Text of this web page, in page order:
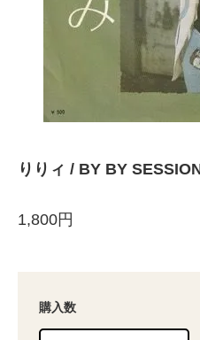
りりィ / BY BY
1,800円
購入数